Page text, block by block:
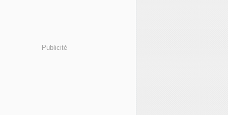
Publicité